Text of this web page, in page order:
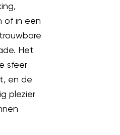
of in een
Het
sfeer
en de
plezier